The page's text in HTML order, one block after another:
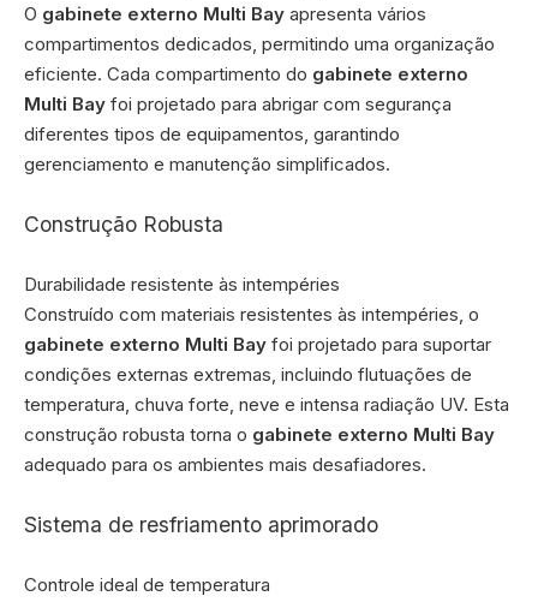
O gabinete externo Multi Bay apresenta vários
compartimentos dedicados, permitindo uma organização
eficiente. Cada compartimento do gabinete externo
Multi Bay foi projetado para abrigar com segurança
diferentes tipos de equipamentos, garantindo
gerenciamento e manutenção simplificados.
Construção Robusta
Durabilidade resistente às intempéries
Construído com materiais resistentes às intempéries, o
gabinete externo Multi Bay foi projetado para suportar
condições externas extremas, incluindo flutuações de
temperatura, chuva forte, neve e intensa radiação UV. Esta
construção robusta torna o gabinete externo Multi Bay
adequado para os ambientes mais desafiadores.
Sistema de resfriamento aprimorado
Controle ideal de temperatura